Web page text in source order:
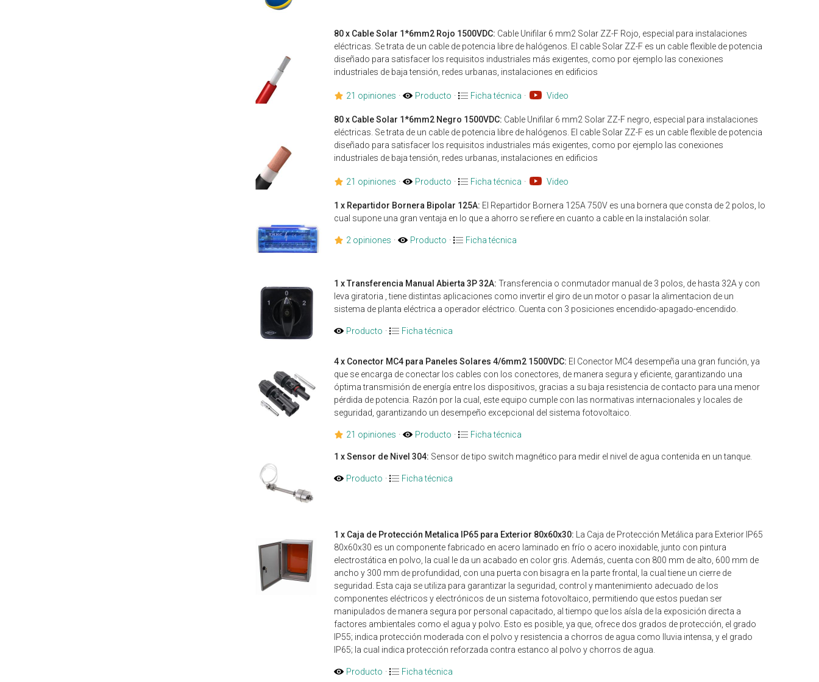
80 x Cable Solar 1*6mm2 Rojo 1500VDC: Cable Unifilar 6 mm2 Solar ZZ-F Rojo, especial para instalaciones
eléctricas. Se trata de un cable de potencia libre de halógenos. El cable Solar ZZ-F es un cable flexible de potencia
diseñado para satisfacer los requisitos industriales más exigentes, como por ejemplo las conexiones
industriales de baja tensión, redes urbanas, instalaciones en edificios
21 opiniones · Producto · Ficha técnica · Video
80 x Cable Solar 1*6mm2 Negro 1500VDC: Cable Unifilar 6 mm2 Solar ZZ-F negro, especial para instalaciones
eléctricas. Se trata de un cable de potencia libre de halógenos. El cable Solar ZZ-F es un cable flexible de potencia
diseñado para satisfacer los requisitos industriales más exigentes, como por ejemplo las conexiones
industriales de baja tensión, redes urbanas, instalaciones en edificios
21 opiniones · Producto · Ficha técnica · Video
1 x Repartidor Bornera Bipolar 125A: El Repartidor Bornera 125A 750V es una bornera que consta de 2 polos, lo
cual supone una gran ventaja en lo que a ahorro se refiere en cuanto a cable en la instalación solar.
2 opiniones · Producto · Ficha técnica
1 x Transferencia Manual Abierta 3P 32A: Transferencia o conmutador manual de 3 polos, de hasta 32A y con
leva giratoria , tiene distintas aplicaciones como invertir el giro de un motor o pasar la alimentacion de un
sistema de planta eléctrica a operador eléctrico. Cuenta con 3 posiciones encendido-apagado-encendido.
Producto · Ficha técnica
4 x Conector MC4 para Paneles Solares 4/6mm2 1500VDC: El Conector MC4 desempeña una gran función, ya
que se encarga de conectar los cables con los conectores, de manera segura y eficiente, garantizando una
óptima transmisión de energía entre los dispositivos, gracias a su baja resistencia de contacto para una menor
pérdida de potencia. Razón por la cual, este equipo cumple con las normativas internacionales y locales de
seguridad, garantizando un desempeño excepcional del sistema fotovoltaico.
21 opiniones · Producto · Ficha técnica
1 x Sensor de Nivel 304: Sensor de tipo switch magnético para medir el nivel de agua contenida en un tanque.
Producto · Ficha técnica
1 x Caja de Protección Metalica IP65 para Exterior 80x60x30: La Caja de Protección Metálica para Exterior IP65
80x60x30 es un componente fabricado en acero laminado en frío o acero inoxidable, junto con pintura
electrostática en polvo, la cual le da un acabado en color gris. Además, cuenta con 800 mm de alto, 600 mm de
ancho y 300 mm de profundidad, con una puerta con bisagra en la parte frontal, la cual tiene un cierre de
seguridad. Esta caja se utiliza para garantizar la seguridad, control y mantenimiento adecuado de los
componentes eléctricos y electrónicos de un sistema fotovoltaico, permitiendo que estos puedan ser
manipulados de manera segura por personal capacitado, al tiempo que los aísla de la exposición directa a
factores ambientales como el agua y polvo. Esto es posible, ya que, ofrece dos grados de protección, el grado
IP55; indica protección moderada con el polvo y resistencia a chorros de agua como lluvia intensa, y el grado
IP65; la cual indica protección reforzada contra estanco al polvo y chorros de agua.
Producto · Ficha técnica